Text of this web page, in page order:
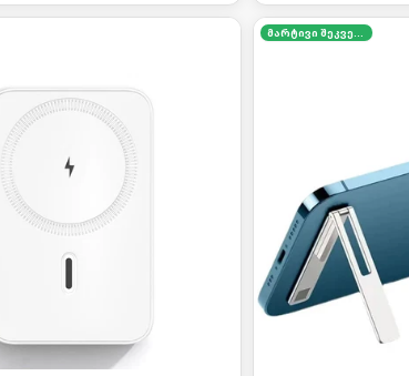
მარტივი შეკვეთა